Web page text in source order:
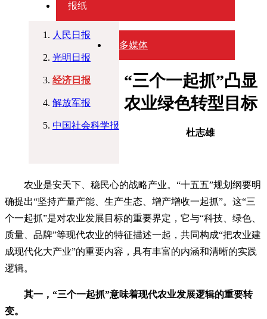
报纸
人民日报
光明日报
经济日报
解放军报
中国社会科学报
多媒体
“三个一起抓”凸显
农业绿色转型目标
杜志雄
农业是安天下、稳民心的战略产业。“十五五”规划纲要明
确提出“坚持产量产能、生产生态、增产增收一起抓”。这“三
个一起抓”是对农业发展目标的重要界定，它与“科技、绿色、
质量、品牌”等现代农业的特征描述一起，共同构成“把农业建
成现代化大产业”的重要内容，具有丰富的内涵和清晰的实践
逻辑。
其一，“三个一起抓”意味着现代农业发展逻辑的重要转
变。